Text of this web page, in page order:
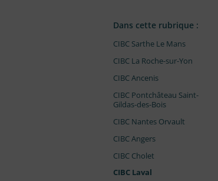
Dans cette rubrique :
CIBC Sarthe Le Mans
CIBC La Roche-sur-Yon
CIBC Ancenis
CIBC Pontchâteau Saint-
Gildas-des-Bois
CIBC Nantes Orvault
CIBC Angers
CIBC Cholet
CIBC Laval